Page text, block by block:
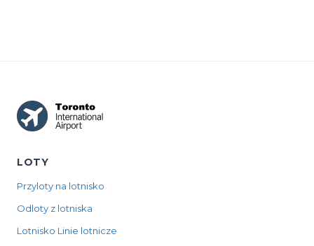
LOTY
Przyloty na lotnisko
Odloty z lotniska
Lotnisko Linie lotnicze